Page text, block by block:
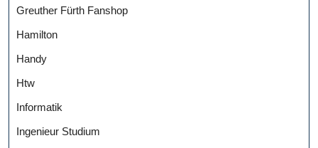
Greuther Fürth Fanshop
Hamilton
Handy
Htw
Informatik
Ingenieur Studium